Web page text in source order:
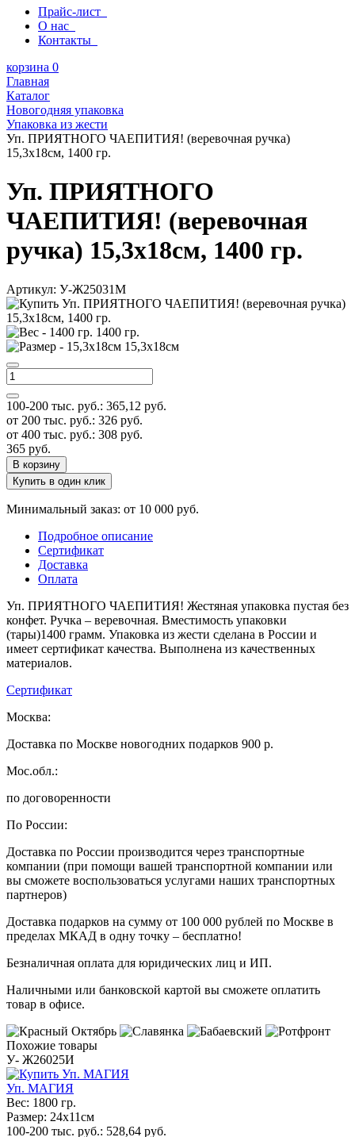
Прайс-лист
О нас
Контакты
корзина 0
Главная
Каталог
Новогодняя упаковка
Упаковка из жести
Уп. ПРИЯТНОГО ЧАЕПИТИЯ! (веревочная ручка)
15,3х18см, 1400 гр.
Уп. ПРИЯТНОГО
ЧАЕПИТИЯ! (веревочная
ручка) 15,3х18см, 1400 гр.
Артикул: У-Ж25031М
1400 гр.
15,3х18см
100-200 тыс. руб.: 365,12 руб.
от 200 тыс. руб.: 326 руб.
от 400 тыс. руб.: 308 руб.
365 руб.
В корзину
Купить в один клик
Минимальный заказ: от 10 000 руб.
Подробное описание
Сертификат
Доставка
Оплата
Уп. ПРИЯТНОГО ЧАЕПИТИЯ! Жестяная упаковка пустая без
конфет. Ручка – веревочная. Вместимость упаковки
(тары)1400 грамм. Упаковка из жести сделана в России и
имеет сертификат качества. Выполнена из качественных
материалов.
Сертификат
Москва:
Доставка по Москве новогодних подарков 900 р.
Мос.обл.:
по договоренности
По России:
Доставка по России производится через транспортные
компании (при помощи вашей транспортной компании или
вы сможете воспользоваться услугами наших транспортных
партнеров)
Доставка подарков на сумму от 100 000 рублей по Москве в
пределах МКАД в одну точку – бесплатно!
Безналичная оплата для юридических лиц и ИП.
Наличными или банковской картой вы сможете оплатить
товар в офисе.
Похожие товары
У- Ж26025И
Уп. МАГИЯ
Вес: 1800 гр.
Размер: 24х11см
100-200 тыс. руб.: 528,64 руб.